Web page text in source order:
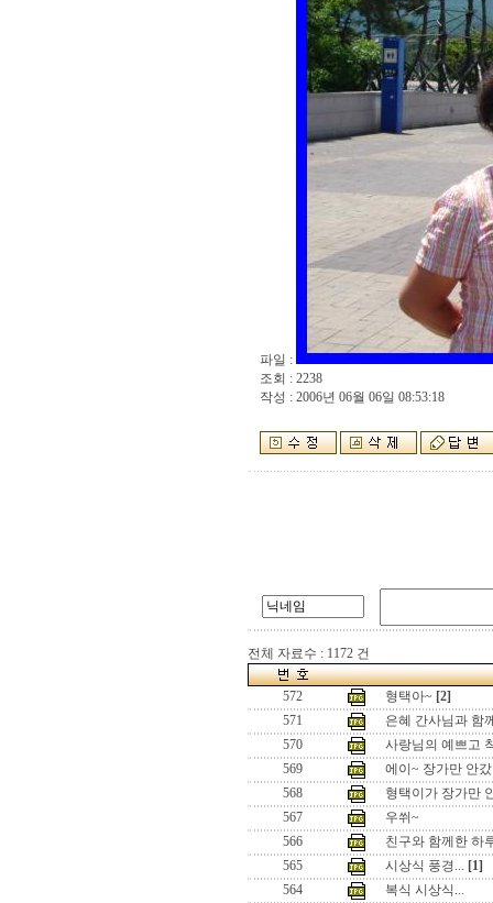
파일 :
조회 : 2238
작성 : 2006년 06월 06일 08:53:18
전체 자료수 : 1172 건
572 형택아~ [2]
571
은혜 간사님과 함
570
사랑님의 예쁘고
569
에이~ 장가만 안
568
형택이가 장가만
567
우쒸~
566
친구와 함께한 하
565
시상식 풍경... [1]
564
복식 시상식...